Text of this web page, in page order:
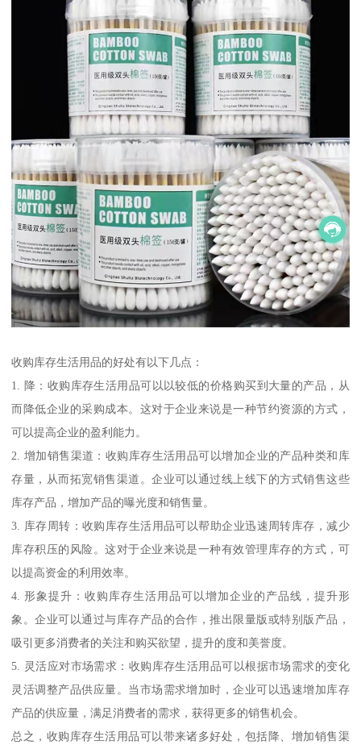
收购库存生活用品的好处有以下几点：
1. 降：收购库存生活用品可以以较低的价格购买到大量的产品，从
而降低企业的采购成本。这对于企业来说是一种节约资源的方式，
可以提高企业的盈利能力。
2. 增加销售渠道：收购库存生活用品可以增加企业的产品种类和库
存量，从而拓宽销售渠道。企业可以通过线上线下的方式销售这些
库存产品，增加产品的曝光度和销售量。
3. 库存周转：收购库存生活用品可以帮助企业迅速周转库存，减少
库存积压的风险。这对于企业来说是一种有效管理库存的方式，可
以提高资金的利用效率。
4. 形象提升：收购库存生活用品可以增加企业的产品线，提升形
象。企业可以通过与库存产品的合作，推出限量版或特别版产品，
吸引更多消费者的关注和购买欲望，提升的度和美誉度。
5. 灵活应对市场需求：收购库存生活用品可以根据市场需求的变化
灵活调整产品供应量。当市场需求增加时，企业可以迅速增加库存
产品的供应量，满足消费者的需求，获得更多的销售机会。
总之，收购库存生活用品可以带来诸多好处，包括降、增加销售渠